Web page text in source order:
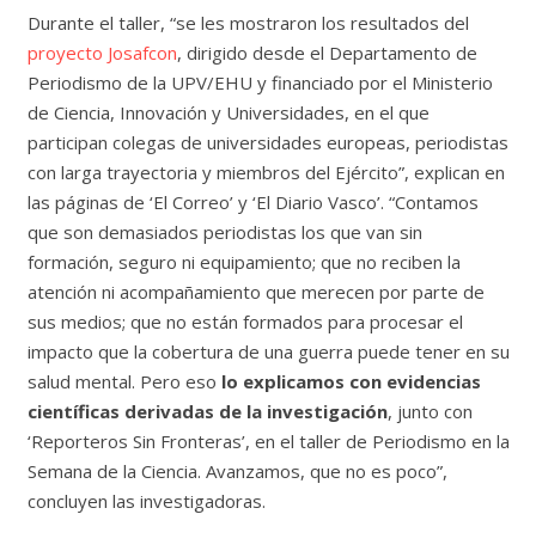
Durante el taller, “se les mostraron los resultados del
proyecto Josafcon, dirigido desde el Departamento de
Periodismo de la UPV/EHU y financiado por el Ministerio
de Ciencia, Innovación y Universidades, en el que
participan colegas de universidades europeas, periodistas
con larga trayectoria y miembros del Ejército”, explican en
las páginas de ‘El Correo’ y ‘El Diario Vasco’. “Contamos
que son demasiados periodistas los que van sin
formación, seguro ni equipamiento; que no reciben la
atención ni acompañamiento que merecen por parte de
sus medios; que no están formados para procesar el
impacto que la cobertura de una guerra puede tener en su
salud mental. Pero eso lo explicamos con evidencias
científicas derivadas de la investigación, junto con
‘Reporteros Sin Fronteras’, en el taller de Periodismo en la
Semana de la Ciencia. Avanzamos, que no es poco”,
concluyen las investigadoras.